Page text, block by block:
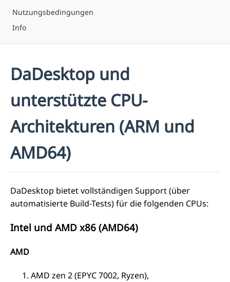
Nutzungsbedingungen
Info
DaDesktop und
unterstützte CPU-
Architekturen (ARM und
AMD64)
DaDesktop bietet vollständigen Support (über
automatisierte Build-Tests) für die folgenden CPUs:
Intel und AMD x86 (AMD64)
AMD
AMD zen 2 (EPYC 7002, Ryzen),